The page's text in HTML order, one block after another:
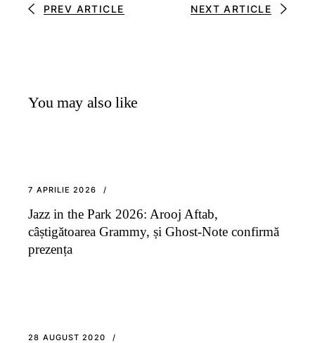
PREV ARTICLE NEXT ARTICLE
You may also like
7 APRILIE 2026
Jazz in the Park 2026: Arooj Aftab,
câștigătoarea Grammy, și Ghost-Note confirmă
prezența
28 AUGUST 2020